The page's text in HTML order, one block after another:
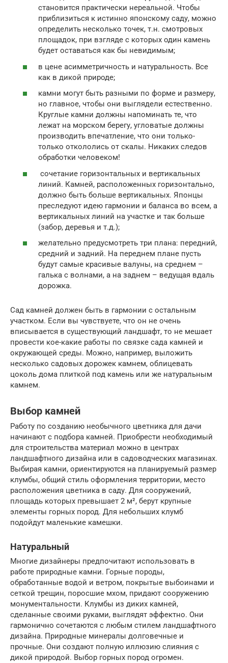
становится практически нереальной. Чтобы
приблизиться к истинно японскому саду, можно
определить несколько точек, т.н. смотровых
площадок, при взгляде с которых один камень
будет оставаться как бы невидимым;
в цене асимметричность и натуральность. Все
как в дикой природе;
камни могут быть разными по форме и размеру,
но главное, чтобы они выглядели естественно.
Круглые камни должны напоминать те, что
лежат на морском берегу, угловатые должны
производить впечатление, что они только-
только откололись от скалы. Никаких следов
обработки человеком!
сочетание горизонтальных и вертикальных
линий. Камней, расположенных горизонтально,
должно быть больше вертикальных. Японцы
преследуют идею гармонии и баланса во всем, а
вертикальных линий на участке и так больше
(забор, деревья и т.д.);
желательно предусмотреть три плана: передний,
средний и задний. На переднем плане пусть
будут самые красивые валуны, на среднем –
галька с волнами, а на заднем – ведущая вдаль
дорожка.
Сад камней должен быть в гармонии с остальным
участком. Если вы чувствуете, что он не очень
вписывается в существующий ландшафт, то не мешает
провести кое-какие работы по связке сада камней и
окружающей среды. Можно, например, выложить
несколько садовых дорожек камнем, облицевать
цоколь дома плиткой под камень или же натуральным
камнем.
Выбор камней
Работу по созданию необычного цветника для дачи
начинают с подбора камней. Приобрести необходимый
для строительства материал можно в центрах
ландшафтного дизайна или в садоводческих магазинах.
Выбирая камни, ориентируются на планируемый размер
клумбы, общий стиль оформления территории, место
расположения цветника в саду. Для сооружений,
площадь которых превышает 2 м², берут крупные
элементы горных пород. Для небольших клумб
подойдут маленькие камешки.
Натуральный
Многие дизайнеры предпочитают использовать в
работе природные камни. Горные породы,
обработанные водой и ветром, покрытые выбоинами и
сеткой трещин, поросшие мхом, придают сооружению
монументальности. Клумбы из диких камней,
сделанные своими руками, выглядят эффектно. Они
гармонично сочетаются с любым стилем ландшафтного
дизайна. Природные минералы долговечные и
прочные. Они создают полную иллюзию слияния с
дикой природой. Выбор горных пород огромен.